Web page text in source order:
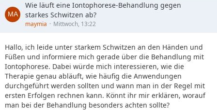
Wie läuft eine Iontophorese-Behandlung gegen
starkes Schwitzen ab?
maymia Mittwoch, 13:22
Hallo, ich leide unter starkem Schwitzen an den Händen und
Füßen und informiere mich gerade über die Behandlung mit
Iontophorese. Dabei würde mich interessieren, wie die
Therapie genau abläuft, wie häufig die Anwendungen
durchgeführt werden sollten und wann man in der Regel mit
ersten Erfolgen rechnen kann. Könnt ihr mir erklären, worauf
man bei der Behandlung besonders achten sollte?